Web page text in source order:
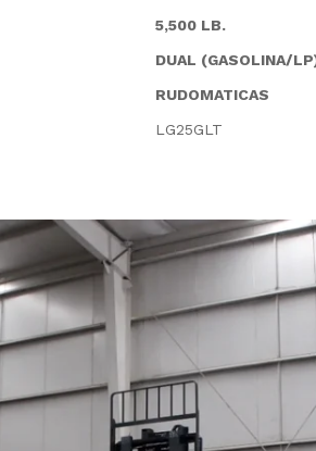
5,500 LB.
DUAL (GASOLINA/
RUDOMATICAS
LG25GLT